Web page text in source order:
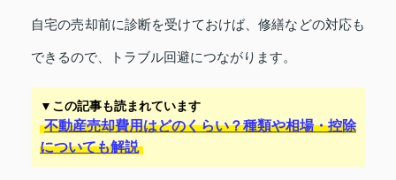
自宅の売却前に診断を受けておけば、修繕などの対応も
できるので、トラブル回避につながります。
▼この記事も読まれています
不動産売却費用はどのくらい？種類や相場・控除
についても解説